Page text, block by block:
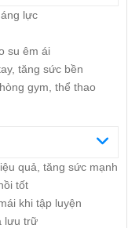
lực
su êm ái
tăng sức bền
gym, thể thao
quả, tăng sức mạnh
tốt
khi tập luyện
lưu trữ